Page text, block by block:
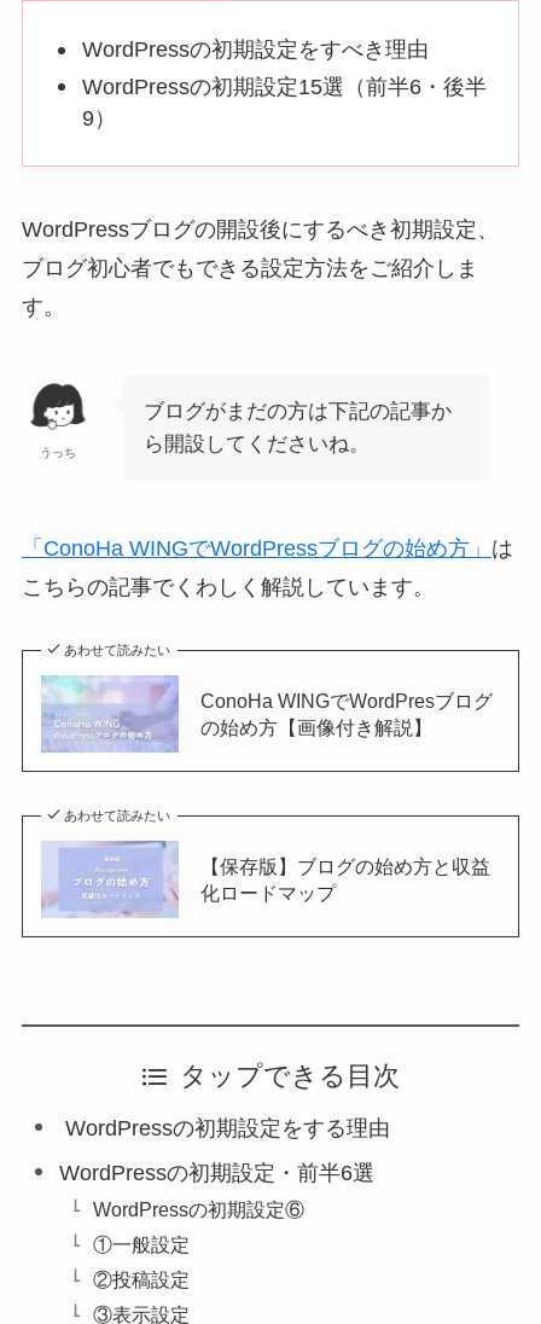
WordPressの初期設定をすべき理由
WordPressの初期設定15選（前半6・後半
9）
WordPressブログの開設後にするべき初期設定、
ブログ初心者でもできる設定方法をご紹介しま
す。
うっち
ブログがまだの方は下記の記事か
ら開設してくださいね。
「ConoHa WINGでWordPressブログの始め方」 は
こちらの記事でくわしく解説しています。
あわせて読みたい
ConoHa WINGでWordPresブログ
の始め方【画像付き解説】
あわせて読みたい
【保存版】ブログの始め方と収益
化ロードマップ
タップできる目次
WordPressの初期設定をする理由
WordPressの初期設定・前半6選
WordPressの初期設定⑥
①一般設定
②投稿設定
③表示設定